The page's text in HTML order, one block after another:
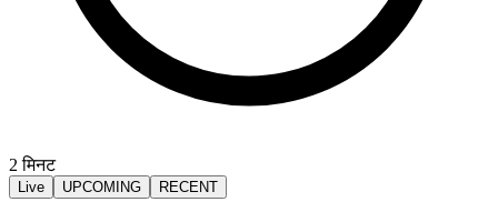
2 मिनट
Live UPCOMING RECENT